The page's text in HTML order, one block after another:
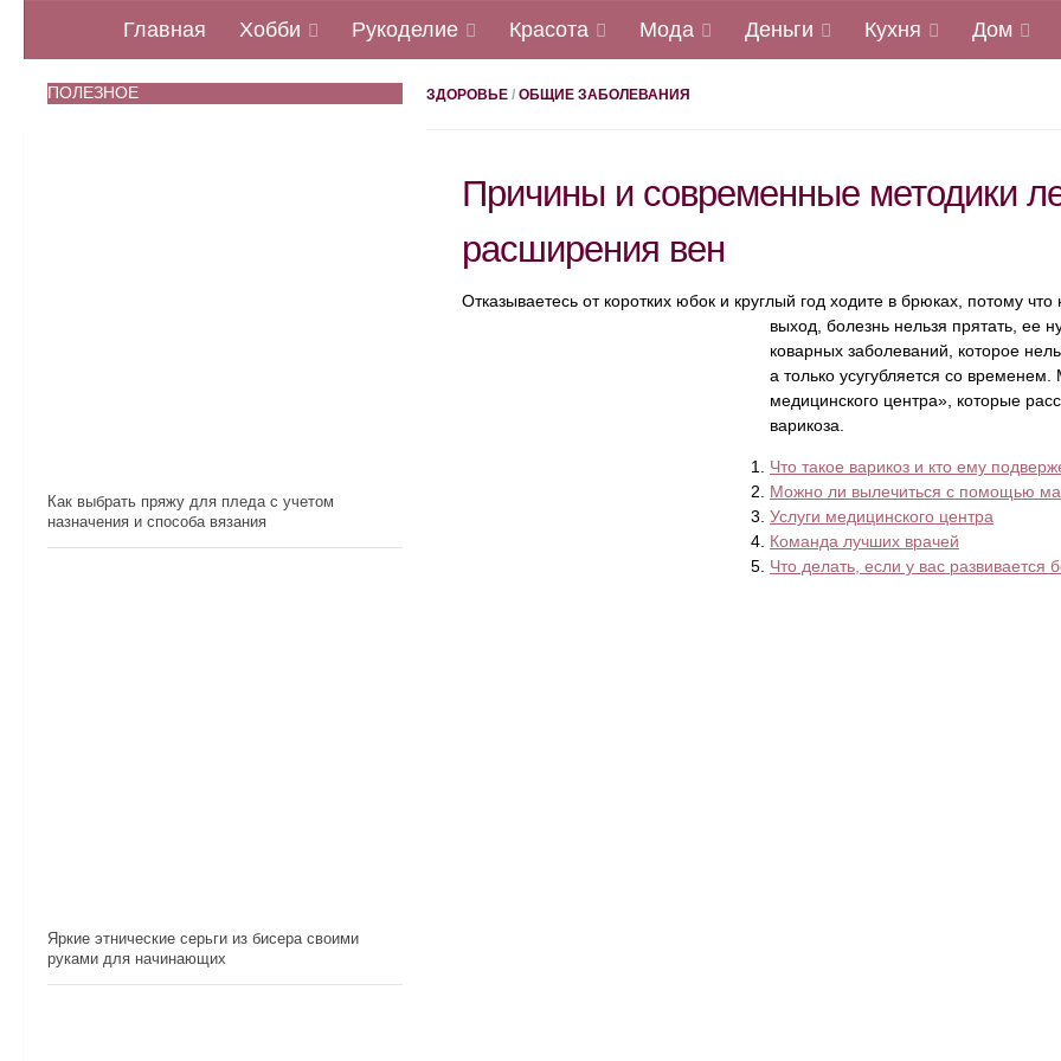
Главная Хобби Рукоделие Красота Мода Деньги Кухня Дом
ЗДОРОВЬЕ / ОБЩИЕ ЗАБОЛЕВАНИЯ
Причины и современные методики
расширения вен
Отказываетесь от коротких юбок и круглый год ходите в брюках, потому
выход, болезнь нельзя прятать, ее
коварных заболеваний, которое
а только усугубляется со
медицинского центра», которые
варикоза.
Что такое варикоз и кто ему
Можно ли вылечиться с помощью
Услуги медицинского центра
Команда лучших врачей
Что делать, если у вас развивается
ПОЛЕЗНОЕ
Как выбрать пряжу для пледа с учетом
назначения и способа вязания
Яркие этнические серьги из бисера своими
руками для начинающих